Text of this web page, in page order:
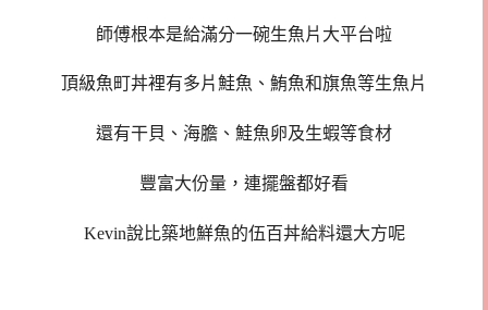
師傅根本是給滿分一碗生魚片大平台啦
頂級魚町丼裡有多片鮭魚、鮪魚和旗魚等生魚片
還有干貝、海膽、鮭魚卵及生蝦等食材
豐富大份量，連擺盤都好看
Kevin說比築地鮮魚的伍百丼給料還大方呢